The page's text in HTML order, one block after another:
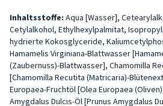
Inhaltsstoffe: Aqua [Wasser],
Cetylalkohol, Ethylhexylpalmitat,
hydrierte Kokosglyceride,
Hamamelis Virginiana-Blattwasser
(Zaubernuss)-Blattwasser], Chamomilla
[Chamomilla Recutita (Matricaria)-
Europaea-Fruchtöl [Olea Europaea
Amygdalus Dulcis-Öl [Prunus Amygdalus